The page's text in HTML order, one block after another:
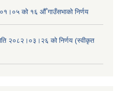
को १६ औँ गाउँसभाको निर्णय
२०८२।०३।२६ को निर्णय (स्वीकृत